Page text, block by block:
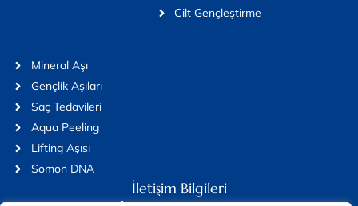
Cilt Gençleştirme
Mineral Aşı
Gençlik Aşıları
Saç Tedavileri
Aqua Peeling
Lifting Aşısı
Somon DNA
İletişim Bilgileri